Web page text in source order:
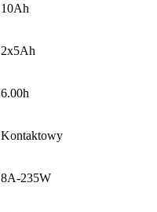
10Ah
2x5Ah
6.00h
Kontaktowy
8A-235W